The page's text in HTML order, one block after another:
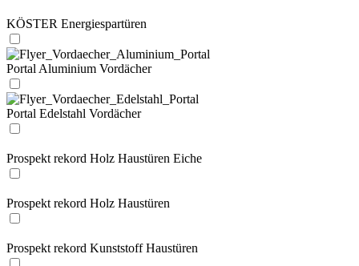
KÖSTER Energiespartüren
Portal Aluminium Vordächer
Portal Edelstahl Vordächer
Prospekt rekord Holz Haustüren Eiche
Prospekt rekord Holz Haustüren
Prospekt rekord Kunststoff Haustüren